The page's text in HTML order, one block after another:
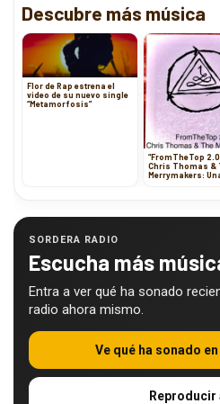
Descubre más música
Flor de Rap estrena el
video de su nuevo single
“Metamorfosis”
“FromTheTop
Chris Thomas &
Merrymakers:
SORDERA RADIO
Escucha más
Entra a ver qué ha sonado
radio ahora mismo.
Ve qué ha sonado
Reproducir